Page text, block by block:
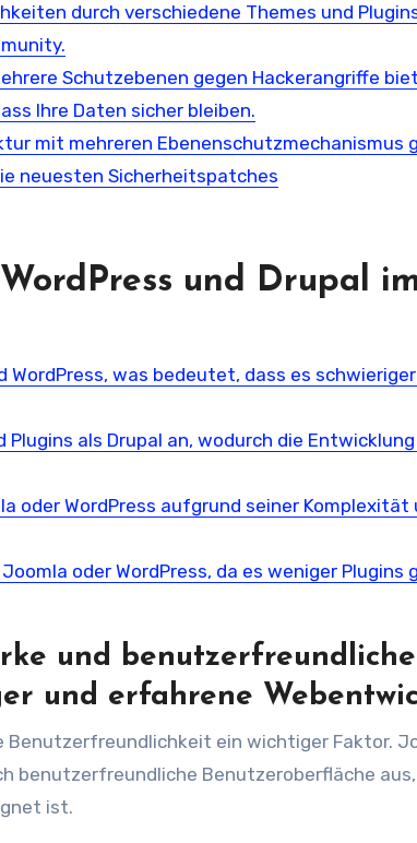
durch verschiedene Themes und
Schutzebenen gegen Hackerangriffe
Ihre Daten sicher bleiben.
mit mehreren Ebenenschutzmechanismus
neuesten Sicherheitspatches
und Drupal
was bedeutet, dass es
als Drupal an, wodurch die
oder WordPress aufgrund seiner Komplexität
oder WordPress, da es weniger Plugins
und benutzerfreundliche
und erfahrene
Benutzerfreundlichkeit ein wichtiger Faktor.
benutzerfreundliche Benutzeroberfläche
ist.